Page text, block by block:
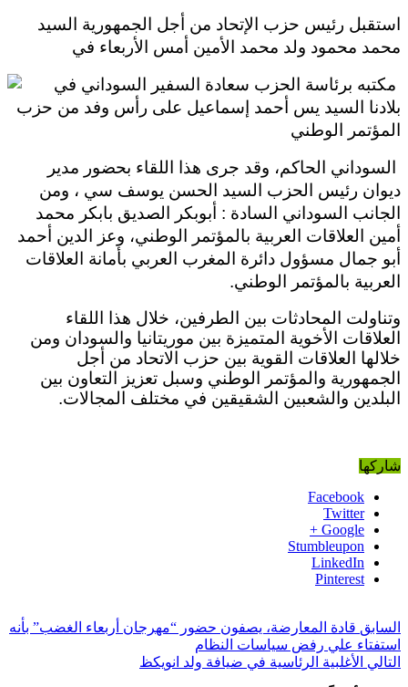
استقبل رئيس حزب الإتحاد من أجل الجمهورية السيد
محمد محمود ولد محمد الأمين أمس الأربعاء في
مكتبه برئاسة الحزب سعادة السفير السوداني في
بلادنا السيد يس أحمد إسماعيل على رأس وفد من حزب
المؤتمر الوطني
السوداني الحاكم، وقد جرى هذا اللقاء بحضور مدير
ديوان رئيس الحزب السيد الحسن يوسف سي ، ومن
الجانب السوداني السادة : أبوبكر الصديق بابكر محمد
أمين العلاقات العربية بالمؤتمر الوطني، وعز الدين أحمد
أبو جمال مسؤول دائرة المغرب العربي بأمانة العلاقات
العربية بالمؤتمر الوطني.
وتناولت المحادثات بين الطرفين، خلال هذا اللقاء
العلاقات الأخوية المتميزة بين موريتانيا والسودان ومن
خلالها العلاقات القوية بين حزب الاتحاد من أجل
الجمهورية والمؤتمر الوطني وسبل تعزيز التعاون بين
البلدين والشعبين الشقيقين في مختلف المجالات.
شاركها
Facebook
Twitter
Google +
Stumbleupon
LinkedIn
Pinterest
السابق قادة المعارضة، يصفون حضور “مهرجان أربعاء الغضب” بأنه
استفتاء علي رفض سياسات النظام
التالي الأغلبية الرئاسية في ضيافة ولد انويكظ